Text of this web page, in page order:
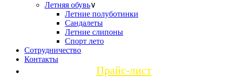
Летняя обувь∨
Летние полуботинки
Сандалеты
Летние слипоны
Спорт лето
Сотрудничество
Контакты
Прайс-лист